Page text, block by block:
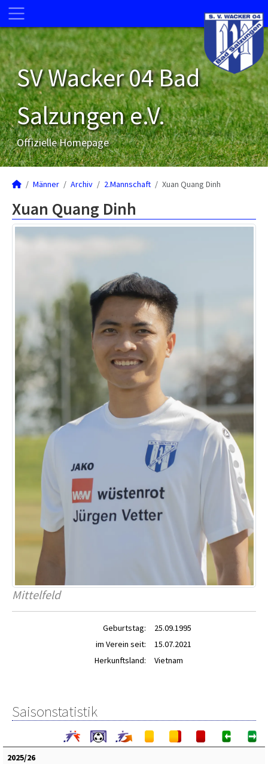
SV Wacker 04 Bad
Salzungen e.V.
Offizielle Homepage
Männer Archiv 2.Mannschaft Xuan Quang Dinh
Xuan Quang Dinh
Mittelfeld
Geburtstag:
25.09.1995
im Verein seit:
15.07.2021
Herkunftsland:
Vietnam
Saisonstatistik
2025/26